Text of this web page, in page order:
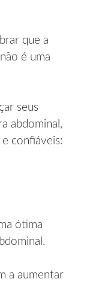
que a
é uma
seus
abdominal,
confiáveis:
ótima
a aumentar